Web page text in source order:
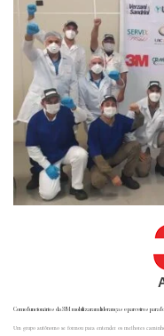
Como funcionários da 3M mobilizaram lideranças e parceiros para
Um grupo autônomo se formou para entender os melhores